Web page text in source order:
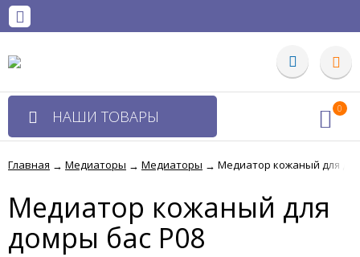
НАШИ ТОВАРЫ 0
Главная → Медиаторы → Медиаторы → Медиатор кожаный для
Медиатор кожаный для
домры бас P08